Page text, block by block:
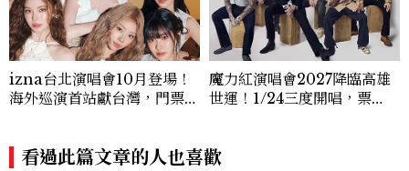
izna台北演唱會10月登場！
海外巡演首站獻台灣，門票8/
魔力紅演唱會2027降臨高雄
世運！1/24三度開唱，票
看過此篇文章的人也喜歡